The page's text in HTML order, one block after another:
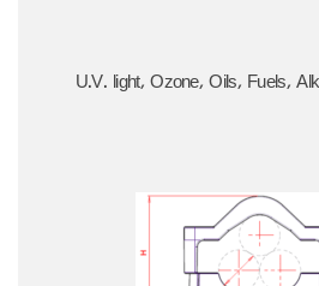
U.V. light, Ozone, Oils, Fuels,